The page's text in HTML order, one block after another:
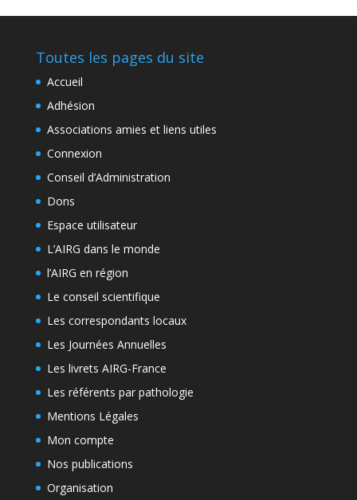
Toutes les pages du site
Accueil
Adhésion
Associations amies et liens utiles
Connexion
Conseil d’Administration
Dons
Espace utilisateur
L’AIRG dans le monde
l’AIRG en région
Le conseil scientifique
Les correspondants locaux
Les Journées Annuelles
Les livrets AIRG-France
Les référents par pathologie
Mentions Légales
Mon compte
Nos publications
Organisation